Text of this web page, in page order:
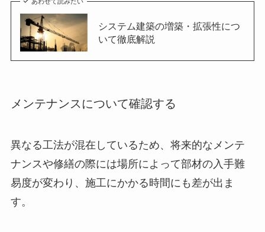
システム建築の増築・拡張性につ
いて徹底解説
メンテナンスについて確認する
異なる工法が混在しているため、将来的なメンテ
ナンスや修繕の際には場所によって部材の入手難
易度が変わり、施工にかかる時間にも差が出ま
す。